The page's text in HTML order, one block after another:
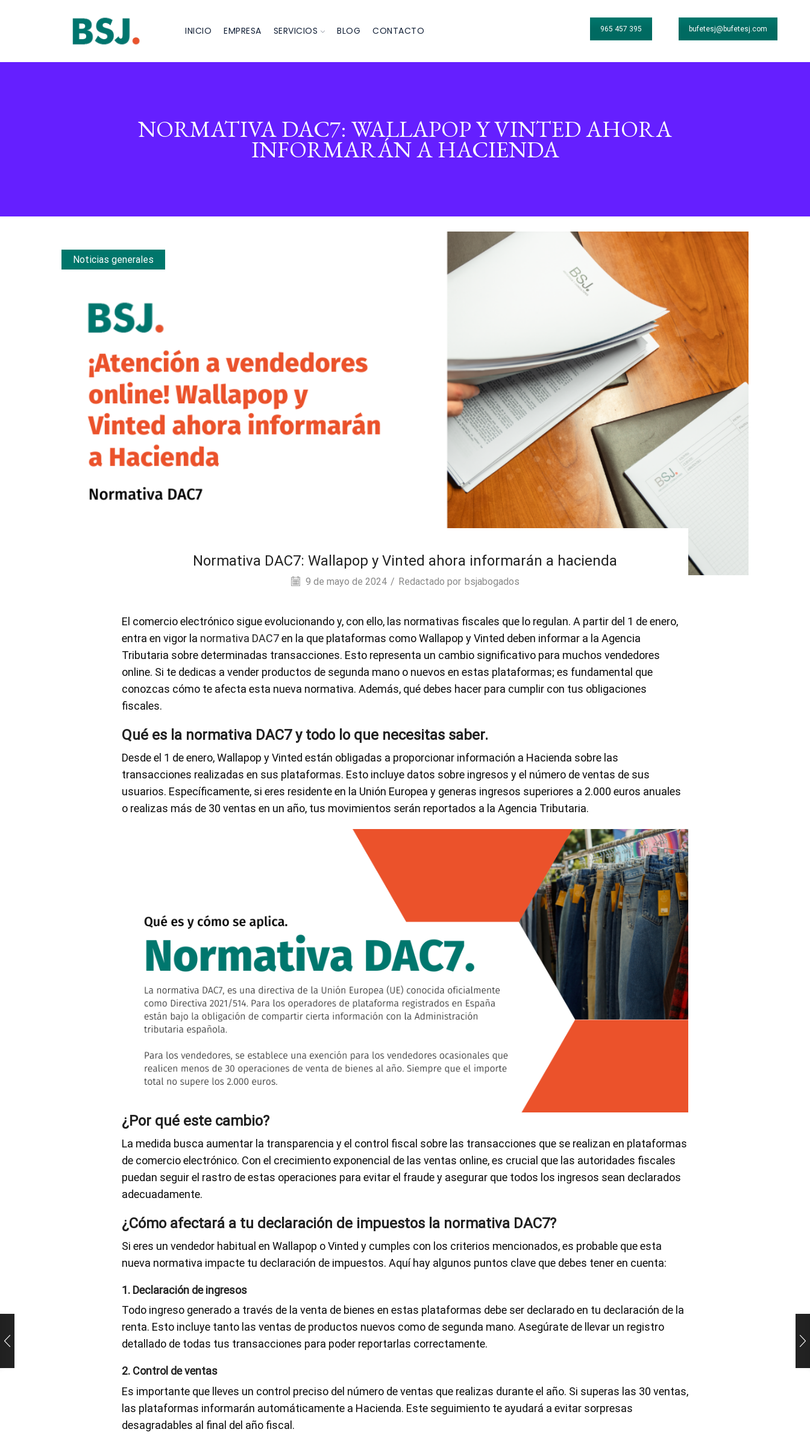
INICIO EMPRESA SERVICIOS BLOG CONTACTO 965 457 395 bufetesj@bufetesj.com
NORMATIVA DAC7: WALLAPOP Y VINTED AHORA
INFORMARÁN A HACIENDA
Noticias generales
Normativa DAC7: Wallapop y Vinted ahora informarán a hacienda
9 de mayo de 2024 / Redactado por bsjabogados
El comercio electrónico sigue evolucionando y, con ello, las normativas fiscales que lo regulan. A partir del 1 de enero,
entra en vigor la normativa DAC7en la que plataformas como Wallapop y Vinted deben informar a la Agencia
Tributaria sobre determinadas transacciones. Esto representa un cambio significativo para muchos vendedores
online. Si te dedicas a vender productos de segunda mano o nuevos en estas plataformas; es fundamental que
conozcas cómo te afecta esta nueva normativa. Además, qué debes hacer para cumplir con tus obligaciones
fiscales.
Qué es la normativa DAC7 y todo lo que necesitas saber.
Desde el 1 de enero, Wallapop y Vinted están obligadas a proporcionar información a Hacienda sobre las
transacciones realizadas en sus plataformas. Esto incluye datos sobre ingresos y el número de ventas de sus
usuarios. Específicamente, si eres residente en la Unión Europea y generas ingresos superiores a 2.000 euros anuales
o realizas más de 30 ventas en un año, tus movimientos serán reportados a la Agencia Tributaria.
¿Por qué este cambio?
La medida busca aumentar la transparencia y el control fiscal sobre las transacciones que se realizan en plataformas
de comercio electrónico. Con el crecimiento exponencial de las ventas online, es crucial que las autoridades fiscales
puedan seguir el rastro de estas operaciones para evitar el fraude y asegurar que todos los ingresos sean declarados
adecuadamente.
¿Cómo afectará a tu declaración de impuestos la normativa DAC7?
Si eres un vendedor habitual en Wallapop o Vinted y cumples con los criterios mencionados, es probable que esta
nueva normativa impacte tu declaración de impuestos. Aquí hay algunos puntos clave que debes tener en cuenta:
1. Declaración de ingresos
Todo ingreso generado a través de la venta de bienes en estas plataformas debe ser declarado en tu declaración de la
renta. Esto incluye tanto las ventas de productos nuevos como de segunda mano. Asegúrate de llevar un registro
detallado de todas tus transacciones para poder reportarlas correctamente.
2. Control de ventas
Es importante que lleves un control preciso del número de ventas que realizas durante el año. Si superas las 30 ventas,
las plataformas informarán automáticamente a Hacienda. Este seguimiento te ayudará a evitar sorpresas
desagradables al final del año fiscal.